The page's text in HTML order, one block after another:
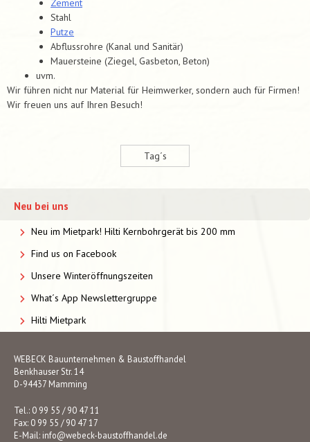
Zement
Stahl
Putze
Abflussrohre (Kanal und Sanitär)
Mauersteine (Ziegel, Gasbeton, Beton)
uvm.
Wir führen nicht nur Material für Heimwerker, sondern auch für Firmen!
Wir freuen uns auf Ihren Besuch!
Tag´s
Neu bei uns
Neu im Mietpark! Hilti Kernbohrgerät bis 200 mm
Find us on Facebook
Unsere Winteröffnungszeiten
What´s App Newslettergruppe
Hilti Mietpark
WEBECK Bauunternehmen & Baustoffhandel
Benkhauser Str. 14
D-94437 Mamming
Tel.: 0 99 55 / 90 47 11
Fax: 0 99 55 / 90 47 17
E-Mail: info@webeck-baustoffhandel.de